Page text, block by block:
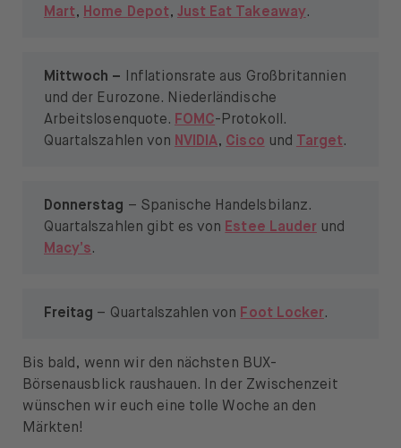
Mart, Home Depot, Just Eat Takeaway.
Mittwoch – Inflationsrate aus Großbritannien
und der Eurozone. Niederländische
Arbeitslosenquote. FOMC-Protokoll.
Quartalszahlen von NVIDIA, Cisco und Target.
Donnerstag – Spanische Handelsbilanz.
Quartalszahlen gibt es von Estee Lauder und
Macy’s.
Freitag – Quartalszahlen von Foot Locker.
Bis bald, wenn wir den nächsten BUX-
Börsenausblick raushauen. In der Zwischenzeit
wünschen wir euch eine tolle Woche an den
Märkten!